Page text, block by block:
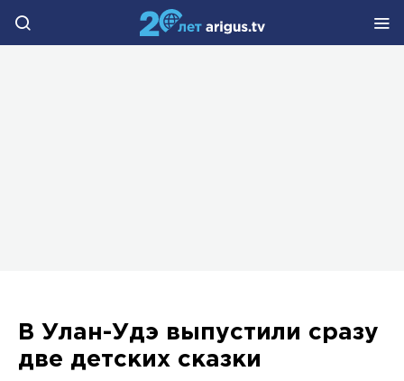
В Улан-Удэ выпустили сразу
две детских сказки